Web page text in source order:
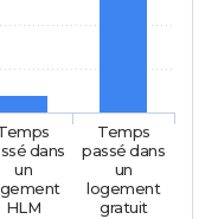
dans
un
HLM
Temps
passé dans
un
logement
gratuit